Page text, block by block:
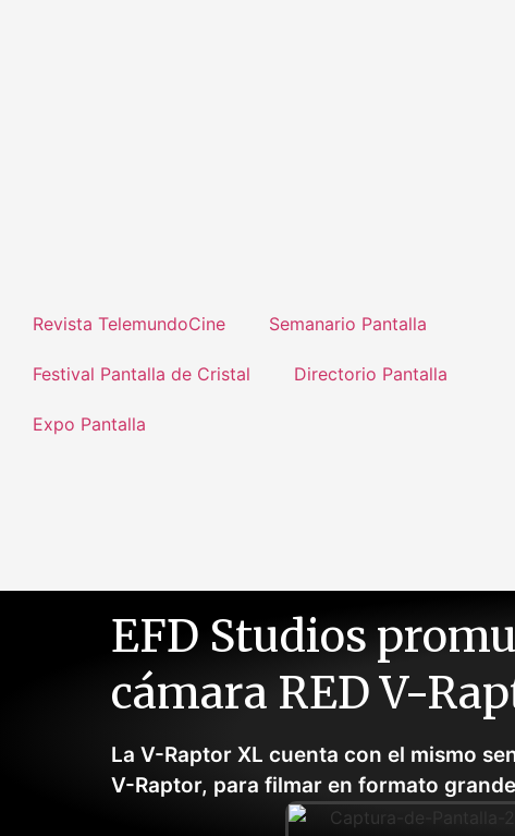
Revista TelemundoCine Semanario Pantalla
Festival Pantalla de Cristal Directorio Pantalla
Expo Pantalla
EFD Studios
cámara RED V-
La V-Raptor XL cuenta con el mismo
V-Raptor, para filmar en formato